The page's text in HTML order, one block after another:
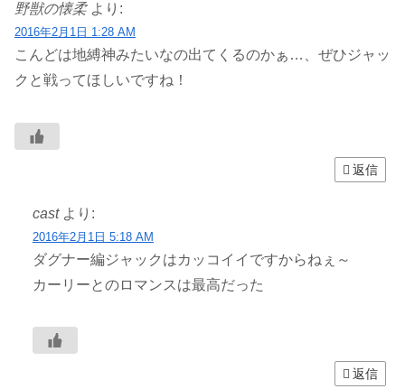
野獣の懐柔 より:
2016年2月1日 1:28 AM
こんどは地縛神みたいなの出てくるのかぁ…、ぜひジャッ
クと戦ってほしいですね！
返信
cast より:
2016年2月1日 5:18 AM
ダグナー編ジャックはカッコイイですからねぇ～
カーリーとのロマンスは最高だった
返信